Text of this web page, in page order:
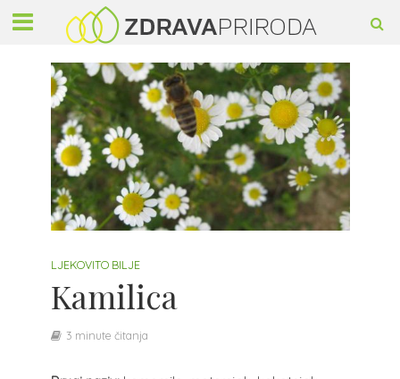
LJEKOVITO BILJE
Kamilica
3 minute čitanja